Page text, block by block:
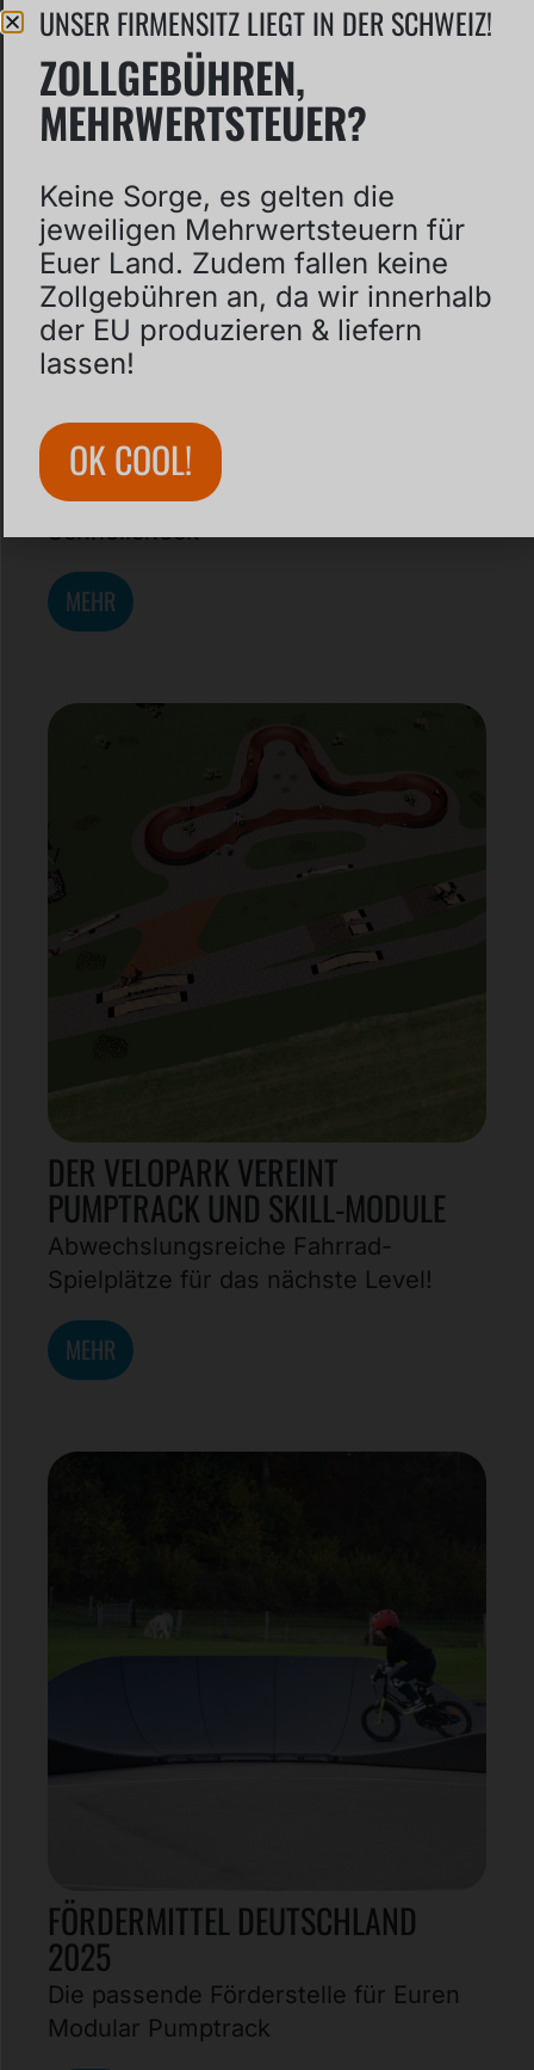
MODULAR PUMPTRACK MIT 1
METER FAHRBAHNBREITE – IST DAS
GENUG?
Die Classic und Premium Edition im
Schnellcheck
MEHR
DER VELOPARK VEREINT
PUMPTRACK UND SKILL-MODULE
Abwechslungsreiche Fahrrad-
Spielplätze für das nächste Level!
MEHR
FÖRDERMITTEL DEUTSCHLAND
2025
Die passende Förderstelle für Euren
Modular Pumptrack
UNSER FIRMENSITZ LIEGT IN DER SCHWEIZ!
ZOLLGEBÜHREN,
MEHRWERTSTEUER?
Keine Sorge, es gelten die
jeweiligen Mehrwertsteuern für
Euer Land. Zudem fallen keine
Zollgebühren an, da wir innerhalb
der EU produzieren & liefern
lassen!
OK COOL!